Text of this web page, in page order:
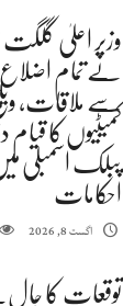
وزیر اعلیٰ گلگت
نے تمام
سے ملاقات،
کمیٹیوں کا
پبلک اسمبلی
احکامات
اگست 8, 2026
توقعات کا